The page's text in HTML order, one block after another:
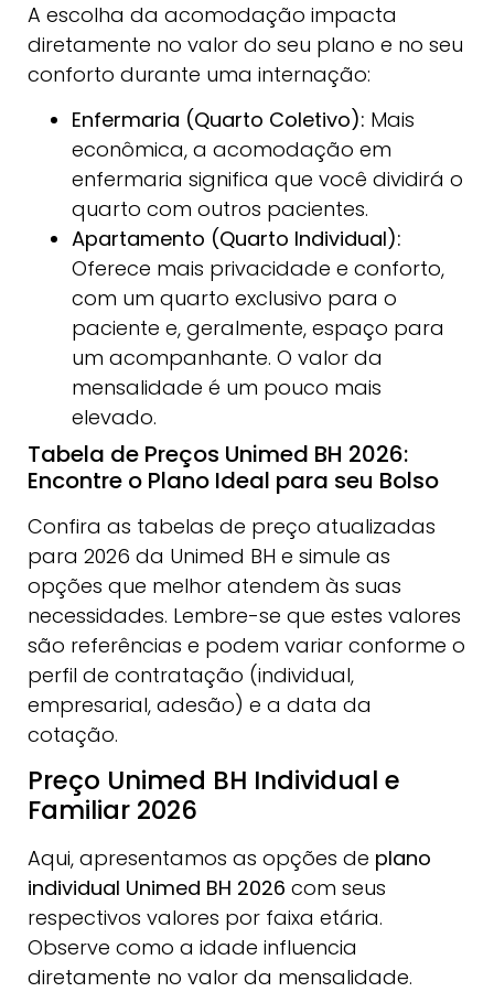
A escolha da acomodação impacta
diretamente no valor do seu plano e no seu
conforto durante uma internação:
Enfermaria (Quarto Coletivo): Mais
econômica, a acomodação em
enfermaria significa que você dividirá o
quarto com outros pacientes.
Apartamento (Quarto Individual):
Oferece mais privacidade e conforto,
com um quarto exclusivo para o
paciente e, geralmente, espaço para
um acompanhante. O valor da
mensalidade é um pouco mais
elevado.
Tabela de Preços Unimed BH 2026:
Encontre o Plano Ideal para seu Bolso
Confira as tabelas de preço atualizadas
para 2026 da Unimed BH e simule as
opções que melhor atendem às suas
necessidades. Lembre-se que estes valores
são referências e podem variar conforme o
perfil de contratação (individual,
empresarial, adesão) e a data da
cotação.
Preço Unimed BH Individual e
Familiar 2026
Aqui, apresentamos as opções de plano
individual Unimed BH 2026 com seus
respectivos valores por faixa etária.
Observe como a idade influencia
diretamente no valor da mensalidade.